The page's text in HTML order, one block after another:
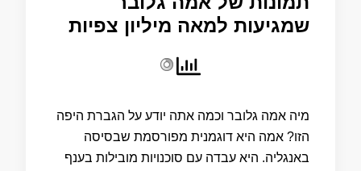
שמגיעות למאה מיליון צפיות
מיה אמה גלובר וכמה אתה יודע על הגברת היפה
הזו? אמה היא דוגמנית מפורסמת שבסיסה
באנגליה. היא עבדה עם סוכנויות מובילות בענף